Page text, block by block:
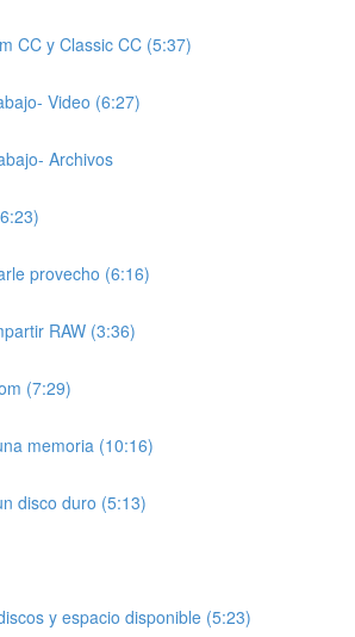
CC y Classic CC (5:37)
Video (6:27)
Archivos
provecho (6:16)
RAW (3:36)
(7:29)
memoria (10:16)
disco duro (5:13)
y espacio disponible (5:23)